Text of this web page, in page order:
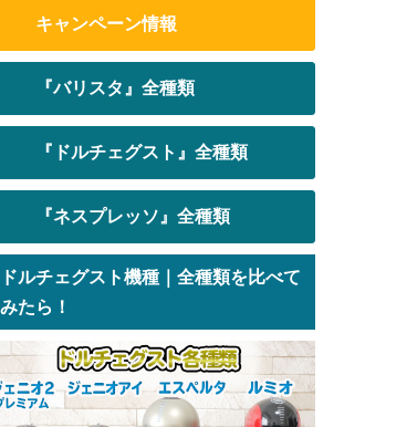
キャンペーン情報
『バリスタ』全種類
『ドルチェグスト』全種類
『ネスプレッソ』全種類
ドルチェグスト機種｜全種類を比べて
みたら！